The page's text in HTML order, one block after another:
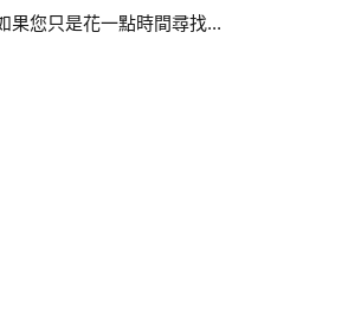
果您只是花一點時間尋找...